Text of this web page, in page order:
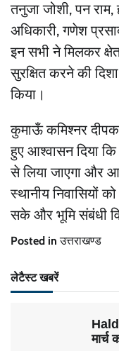
तनुजा जोशी, पन
अधिकारी, गणेश
इन सभी ने मिलकर
सुरक्षित करने की
किया।
कुमाऊँ कमिश्नर
हुए आश्वासन दिया कि
से लिया जाएगा और
स्थानीय निवासियों
सके और भूमि संबंधी
Posted inउत्तराखण्ड
लेटैस्ट खबरें
मार्च